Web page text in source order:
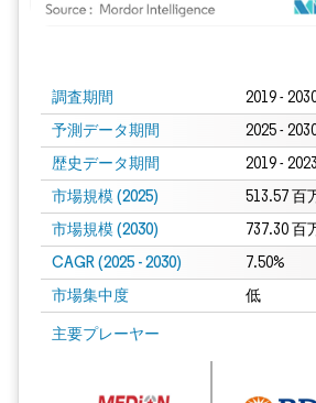
調査期間 2019 -
予測データ期間 2025 -
歴史データ期間 2019 - 2023
市場規模 (2025) 513.57 百
市場規模 (2030) 737.30 百
CAGR (2025 - 2030) 7.50%
市場集中度 低
主要プレーヤー